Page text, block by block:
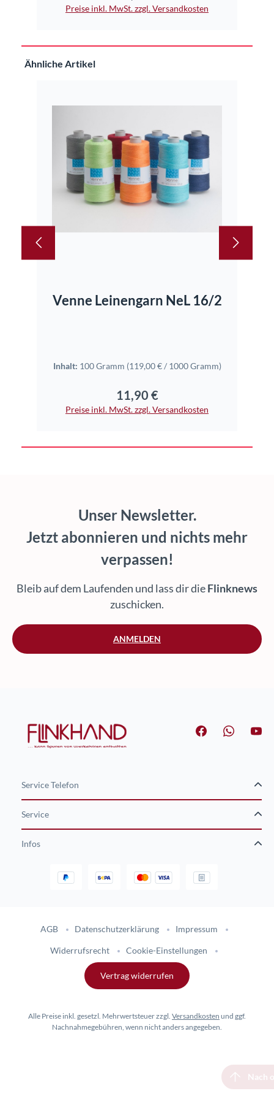
Preise inkl. MwSt. zzgl. Versandkosten
Produktgalerie überspringen
Ähnliche Artikel
Venne Leinengarn NeL 16/2
Inhalt: 100 Gramm (119,00 € / 1000 Gramm)
Regulärer Preis:
11,90 €
Preise inkl. MwSt. zzgl. Versandkosten
Unser Newsletter.
Jetzt abonnieren und nichts mehr
verpassen!
Bleib auf dem Laufenden und lass dir dieFlinknews
zuschicken.
ANMELDEN
Service Telefon
Service
Infos
AGB Datenschutzerklärung Impressum
Widerrufsrecht Cookie-Einstellungen
Vertrag widerrufen
Alle Preise inkl. gesetzl. Mehrwertsteuer zzgl. Versandkosten und ggf.
Nachnahmegebühren, wenn nicht anders angegeben.
Gestaltung und Umsetzung des Online-Shops flinkhand-shop.de
Nach